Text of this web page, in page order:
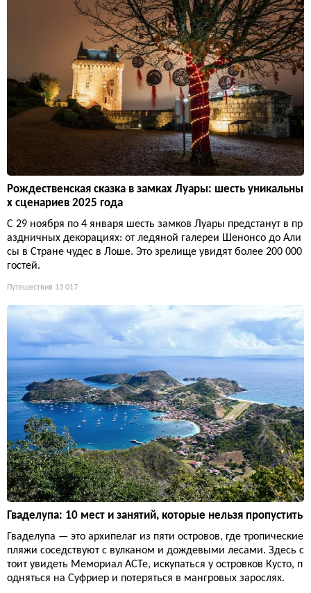
Рождественская сказка в замках Луары: шесть уникальны
х сценариев 2025 года
С 29 ноября по 4 января шесть замков Луары предстанут в пр
аздничных декорациях: от ледяной галереи Шенонсо до Али
сы в Стране чудес в Лоше. Это зрелище увидят более 200 000
гостей.
Путешествия 13 017
Гваделупа: 10 мест и занятий, которые нельзя пропустить
Гваделупа — это архипелаг из пяти островов, где тропические
пляжи соседствуют с вулканом и дождевыми лесами. Здесь с
тоит увидеть Мемориал ACTe, искупаться у островков Кусто, п
одняться на Суфриер и потеряться в мангровых зарослях.